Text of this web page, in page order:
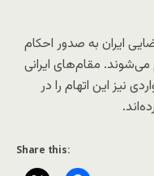
ایران به صدور احکام
می‌شوند. مقام‌های ایرانی
نیز این اتهام را در
Share this: